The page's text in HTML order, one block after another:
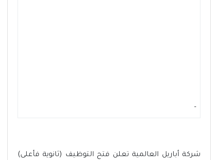
-
شركة أباريل العالمية تعلن فتح التوظيف (ثانوية فأعلى)